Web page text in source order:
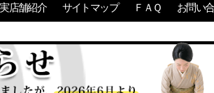
実店舗紹介 サイトマップ ＦＡＱ お問い